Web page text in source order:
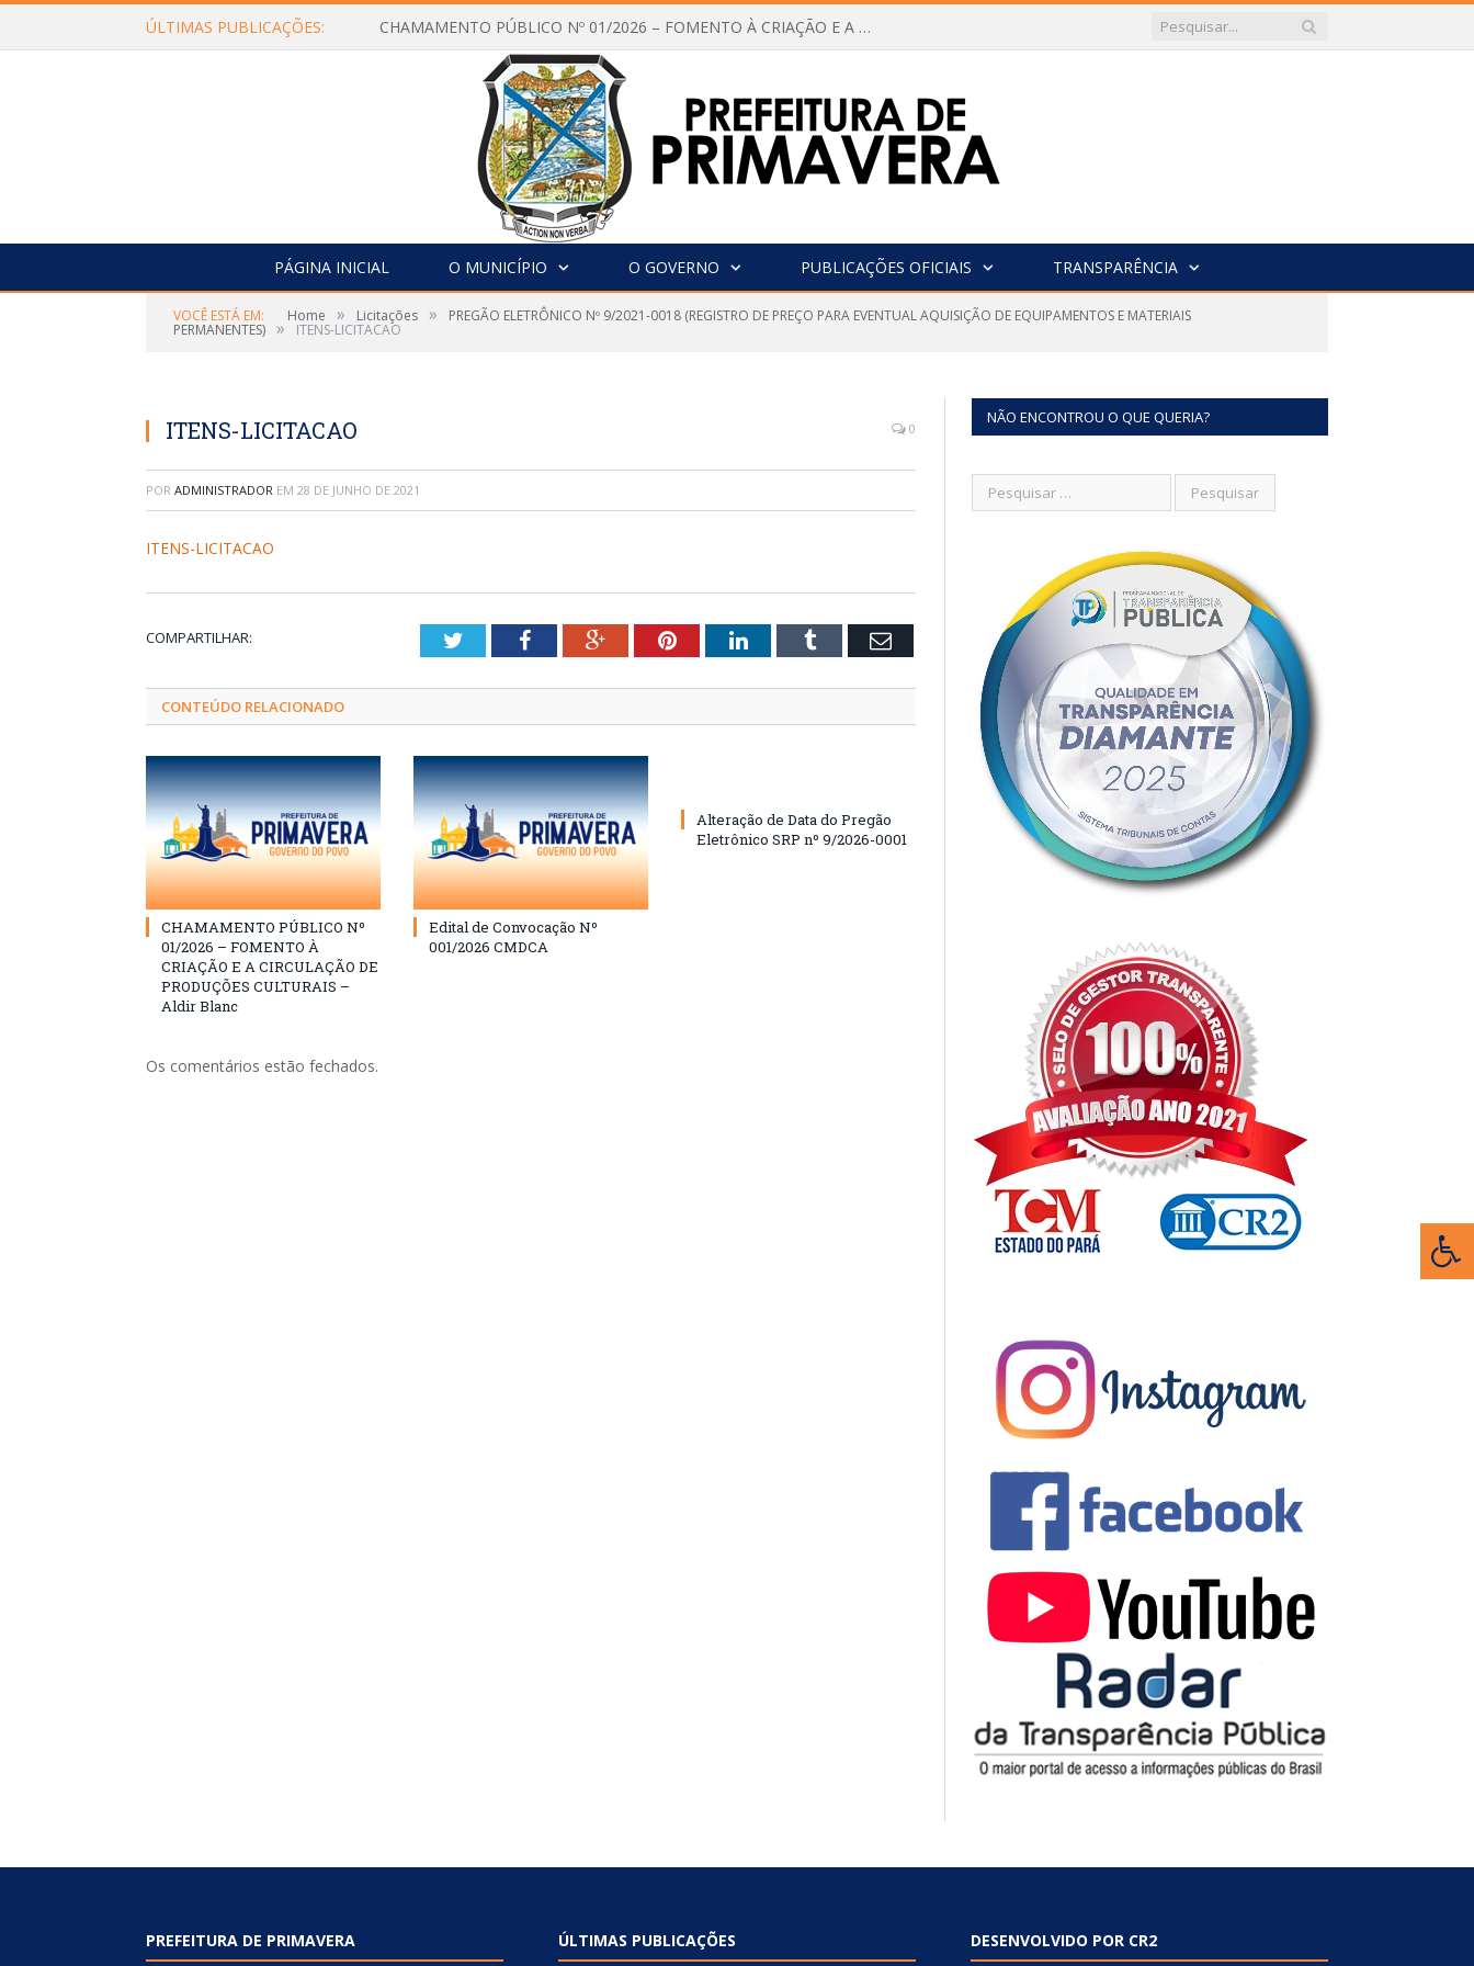
ÚLTIMAS PUBLICAÇÕES: CHAMAMENTO PÚBLICO Nº 01/2026 – FOMENTO À CRIAÇÃO E A CIRCULAÇÃO DE PRODUÇÕES CULTURAIS – Aldir Blanc
PÁGINA INICIAL O MUNICÍPIO O GOVERNO PUBLICAÇÕES OFICIAIS TRANSPARÊNCIA
VOCÊ ESTÁ EM: Home » Licitações » PREGÃO ELETRÔNICO Nº 9/2021-0018 (REGISTRO DE PREÇO PARA EVENTUAL AQUISIÇÃO DE EQUIPAMENTOS E MATERIAIS
PERMANENTES) » ITENS-LICITACAO
ITENS-LICITACAO 0
POR ADMINISTRADOR EM 28 DE JUNHO DE 2021
ITENS-LICITACAO
COMPARTILHAR: TwitterFacebookGoogle+PinterestLinkedInTumblr Email
CONTEÚDO RELACIONADO
CHAMAMENTO PÚBLICO Nº
01/2026 – FOMENTO À
CRIAÇÃO E A CIRCULAÇÃO DE
PRODUÇÕES CULTURAIS –
Aldir Blanc
Edital de Convocação Nº
001/2026 CMDCA
Alteração de Data do Pregão
Eletrônico SRP nº 9/2026-0001
Os comentários estão fechados.
NÃO ENCONTROU O QUE QUERIA?
PREFEITURA DE PRIMAVERA ÚLTIMAS PUBLICAÇÕES DESENVOLVIDO POR CR2